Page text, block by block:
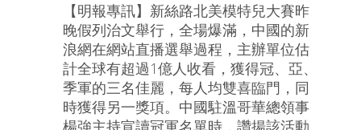
【明報專訊】新絲路北美模特兒大賽昨
晚假列治文舉行，全場爆滿，中國的新
浪網在網站直播選舉過程，主辦單位估
計全球有超過1億人收看，獲得冠、亞、
季軍的三名佳麗，每人均雙喜臨門，同
時獲得另一獎項。中國駐溫哥華總領事